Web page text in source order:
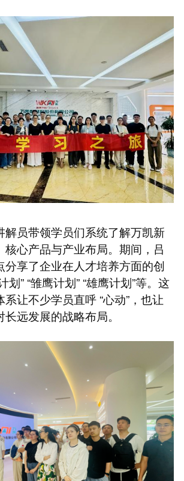
解员带领学员们系统了解万凯新
核心产品与产业布局。期间，吕
分享了企业在人才培养方面的创
划” “雏鹰计划” “雄鹰计划”等。这
让不少学员直呼 “心动”，也让
远发展的战略布局。